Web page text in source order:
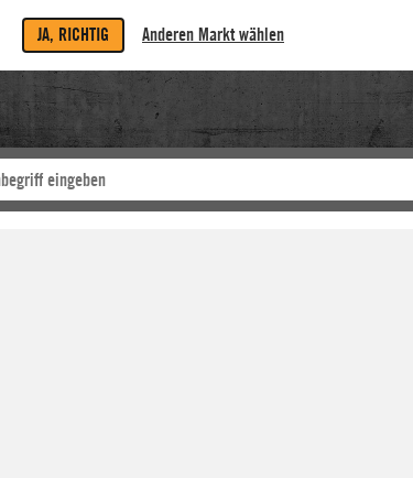
JA, RICHTIG Anderen Markt wählen